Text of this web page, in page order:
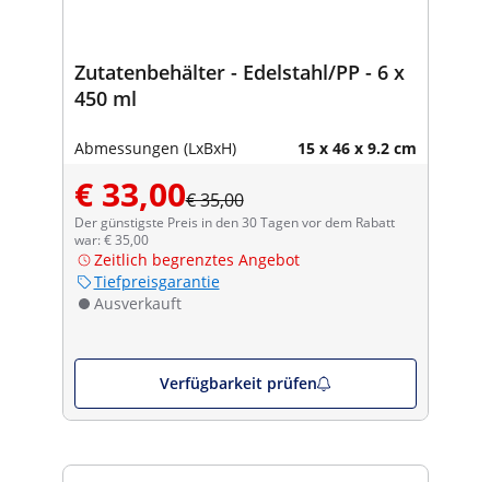
Zutatenbehälter - Edelstahl/PP - 6 x
450 ml
Abmessungen (LxBxH) 15 x 46 x 9.2 cm
€ 33,00€ 35,00
Der günstigste Preis in den 30 Tagen vor dem Rabatt
war: € 35,00
Zeitlich begrenztes Angebot
Tiefpreisgarantie
Ausverkauft
Verfügbarkeit prüfen